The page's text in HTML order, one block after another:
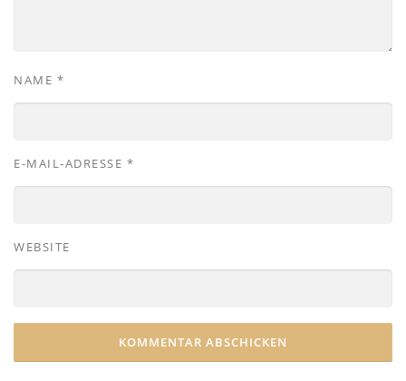
NAME *
E-MAIL-ADRESSE *
WEBSITE